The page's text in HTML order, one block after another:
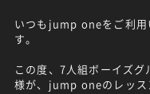
いつもjump oneをご利用
す。
この度、7人組ボーイズ
様が、jump oneのレッス